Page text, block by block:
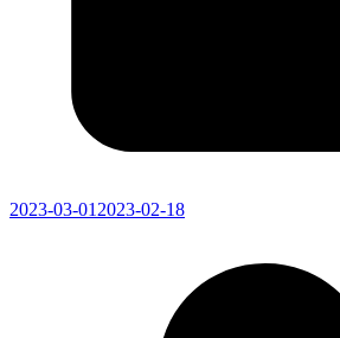
2023-03-01 2023-02-18